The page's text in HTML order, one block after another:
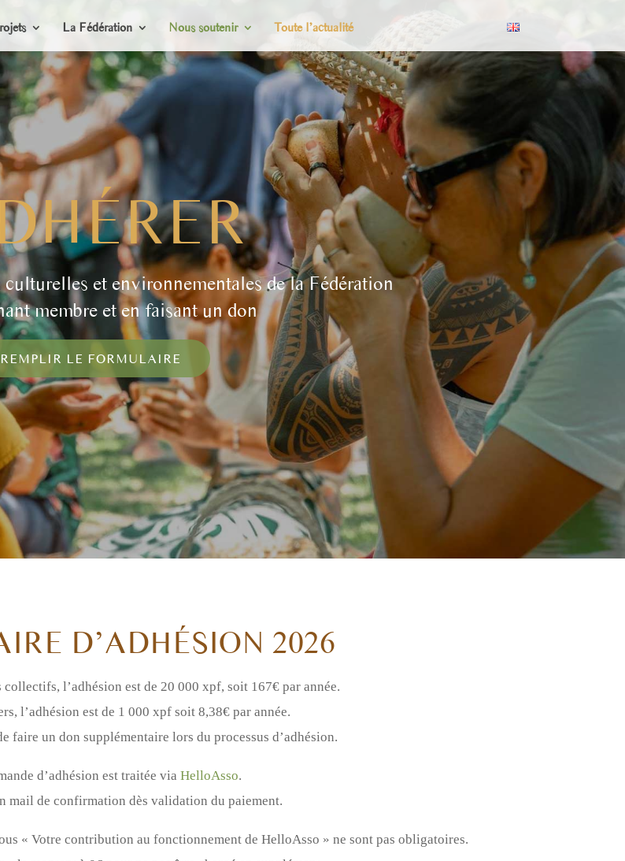
La Fédération Nous soutenir Toute l’actualité
culturelles et environnementales de la Fédération
membre et en faisant un don
REMPLIR LE FORMULAIRE
D’ADHÉSION 2026
collectifs, l’adhésion est de 20 000 xpf, soit 167€ par année.
l’adhésion est de 1 000 xpf soit 8,38€ par année.
faire un don supplémentaire lors du processus d’adhésion.
d’adhésion est traitée via HelloAsso.
mail de confirmation dès validation du paiement.
« Votre contribution au fonctionnement de HelloAsso » ne sont pas obligatoires.